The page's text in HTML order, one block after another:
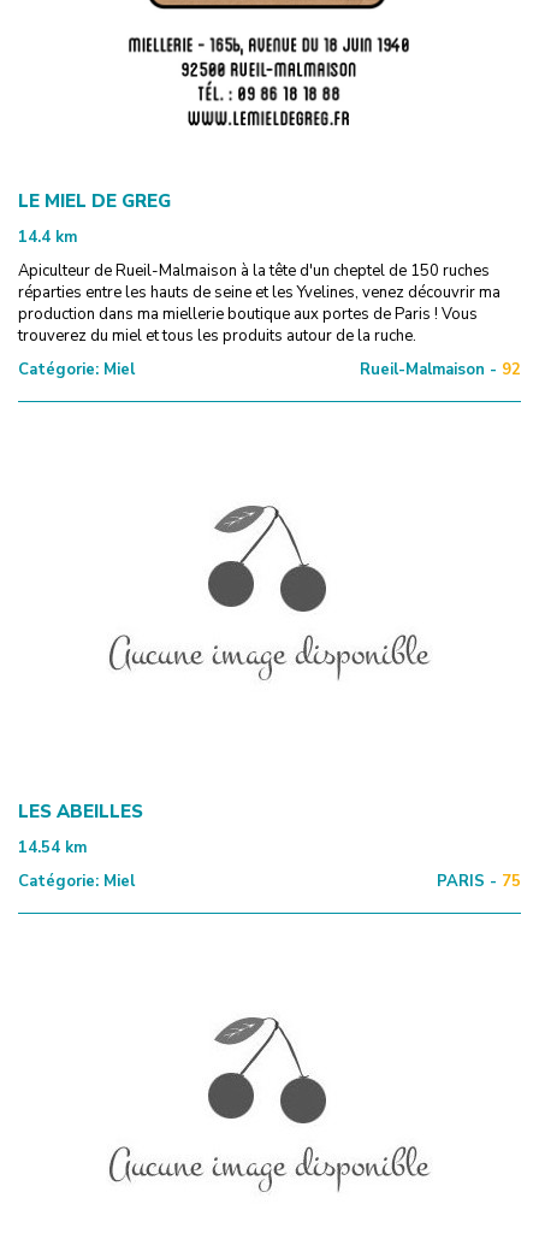
LE MIEL DE GREG
14.4 km
Apiculteur de Rueil-Malmaison à la tête d'un cheptel de 150 ruches
réparties entre les hauts de seine et les Yvelines, venez découvrir ma
production dans ma miellerie boutique aux portes de Paris ! Vous
trouverez du miel et tous les produits autour de la ruche.
Catégorie: Miel Rueil-Malmaison - 92
LES ABEILLES
14.54 km
Catégorie: Miel PARIS - 75